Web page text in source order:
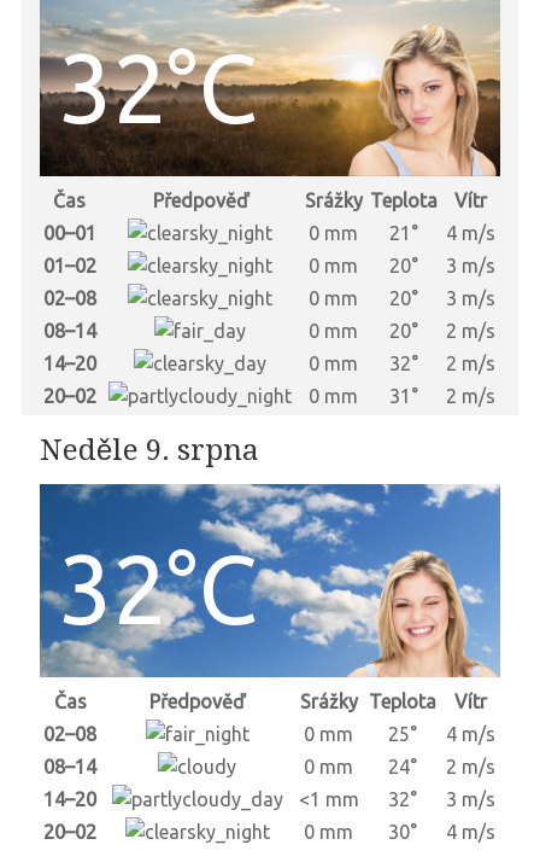
32°C
Čas Předpověď Srážky Teplota
Vítr
00–01
0 mm 21°
4 m/s
01–02
0 mm 20°
3 m/s
02–08
0 mm 20°
3 m/s
08–14
0 mm 20°
2 m/s
14–20
0 mm 32°
2 m/s
20–02
0 mm 31° 2 m/s
Neděle 9. srpna
32°C
Čas Předpověď Srážky Teplota
Vítr
02–08
0 mm 25°
4 m/s
08–14
0 mm 24°
2 m/s
14–20
<1 mm 32°
3 m/s
20–02
0 mm 30° 4 m/s